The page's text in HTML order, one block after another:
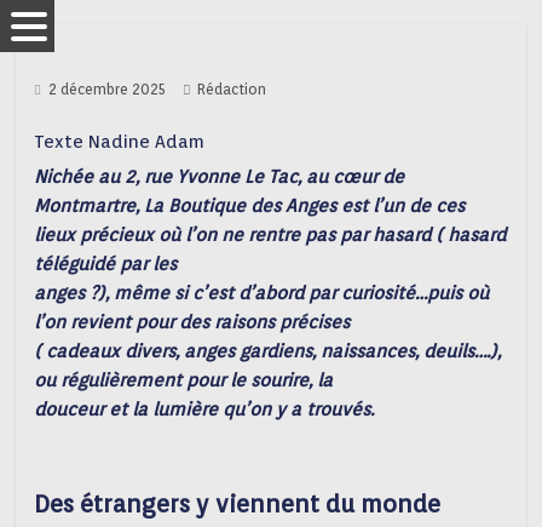
2 décembre 2025 Rédaction
Texte Nadine Adam
Nichée au 2, rue Yvonne Le Tac, au cœur de
Montmartre, La Boutique des Anges est l’un de ces
lieux précieux où l’on ne rentre pas par hasard ( hasard
téléguidé par les
anges ?), même si c’est d’abord par curiosité…puis où
l’on revient pour des raisons précises
( cadeaux divers, anges gardiens, naissances, deuils….),
ou régulièrement pour le sourire, la
douceur et la lumière qu’on y a trouvés.
Des étrangers y viennent du monde